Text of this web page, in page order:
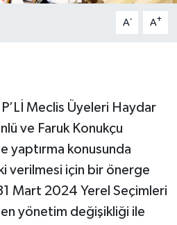
A- A+
Meclis Üyeleri Haydar
ve Faruk Konukçu
yaptırma konusunda
verilmesi için bir önerge
Mart 2024 Yerel Seçimleri
yönetim değişikliği ile